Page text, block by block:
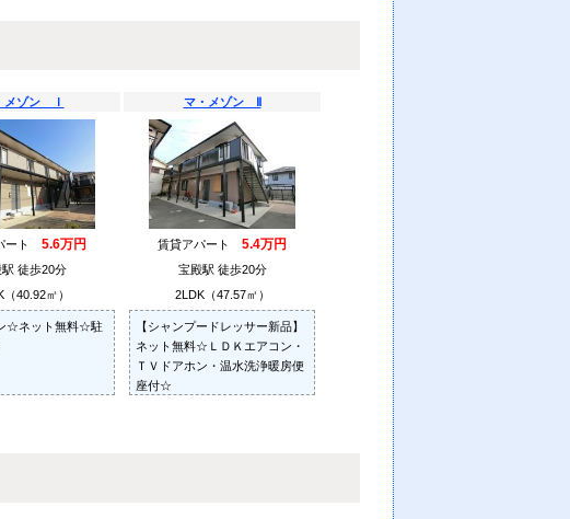
メゾン Ｉ
ート 5.6万円
徒歩20分
（40.92㎡）
☆ネット無料☆駐
マ・メゾン Ⅱ
賃貸アパート 5.4万円
宝殿駅 徒歩20分
2LDK（47.57㎡）
【シャンプードレッサー新品】
ネット無料☆ＬＤＫエアコン・
ＴＶドアホン・温水洗浄暖房便
座付☆